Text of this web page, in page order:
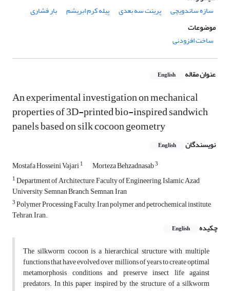
سازه ساندویچی
پرینت سه بعدی پیله کرم ابریشم
بار فشاری
موضوعات
ساخت افزودنی
عنوان مقاله English
An experimental investigation on mechanical
properties of 3D-printed bio-inspired sandwich
panels based on silk cocoon geometry
نویسندگان English
Mostafa Hosseini Vajari1 Morteza Behzadnasab3
1Department of Architecture, Faculty of Engineering, Islamic Azad
University, Semnan Branch, Semnan, Iran
3Polymer Processing Faculty, Iran polymer and petrochemical institute,
Tehran, Iran.
چکیده
English
The silkworm cocoon is a hierarchical structure with multiple
functions that have evolved over millions of years to create optimal
metamorphosis conditions and preserve insect life against
predators. In this paper, inspired by the structure of a silkworm